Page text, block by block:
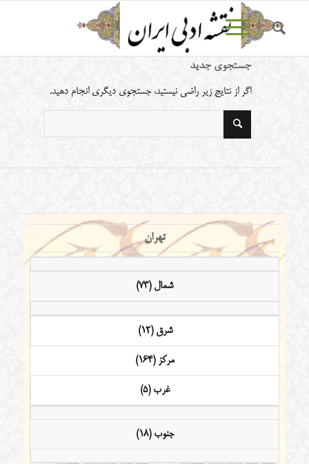
جستجوی جدید
اگر از نتایج زیر راضی نیستید، جستجوی دیگری انجام دهید.
تهران
شمال (73)
شرق (12)
مرکز (164)
غرب (5)
جنوب (18)